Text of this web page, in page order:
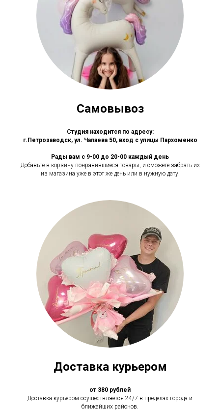
Самовывоз
Студия находится по адресу:
г.Петрозаводск, ул. Чапаева 50, вход с улицы Пархоменко
Рады вам с 9-00 до 20-00 каждый день
Добавьте в корзину понравившиеся товары, и сможете забрать их
из магазина уже в этот же день или в нужную дату.
Доставка курьером
от 380 рублей
Доставка курьером осуществляется 24/7 в пределах города и
ближайших районов.